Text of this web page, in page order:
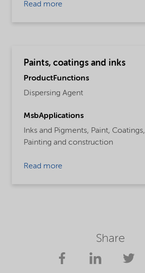
Read more
Paints, coatings and inks
ProductFunctions
Dispersing Agent
MsbApplications
Inks and Pigments, Paint, Coatings,
Painting and construction
Read more
Share